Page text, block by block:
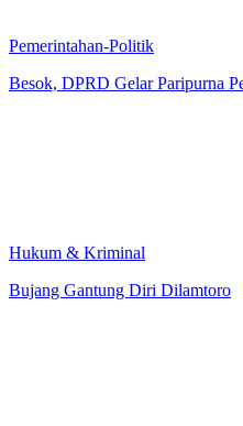
Pemerintahan-Politik
Besok, DPRD Gelar Paripurna
Hukum & Kriminal
Bujang Gantung Diri Dilamtoro